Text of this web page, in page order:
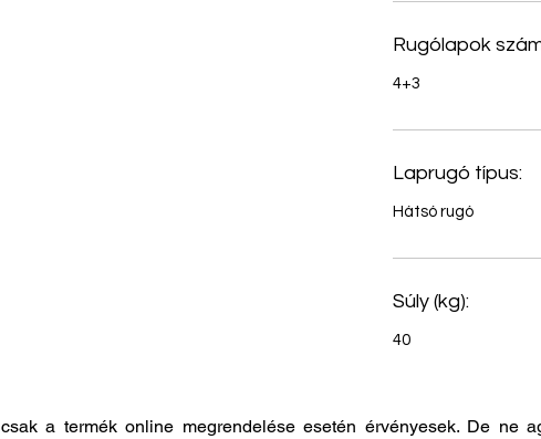
Rugólapok
4+3
Laprugó típus:
Hátsó rugó
Súly (kg):
40
a termék online megrendelése esetén érvényesek. De ne